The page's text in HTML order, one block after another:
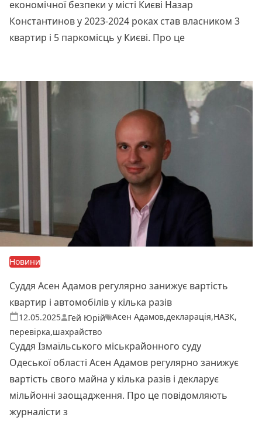
економічної безпеки у місті Києві Назар
Константинов у 2023-2024 роках став власником 3
квартир і 5 паркомісць у Києві. Про це
Новини
Суддя Асен Адамов регулярно занижує вартість
квартир і автомобілів у кілька разів
12.05.2025Опубліковано
Гей Юрій
Теги: Асен Адамов,декларація,НАЗК,
перевірка,шахрайство
Суддя Ізмаїльського міськрайонного суду
Одеської області Асен Адамов регулярно занижує
вартість свого майна у кілька разів і декларує
мільйонні заощадження. Про це повідомляють
журналісти з